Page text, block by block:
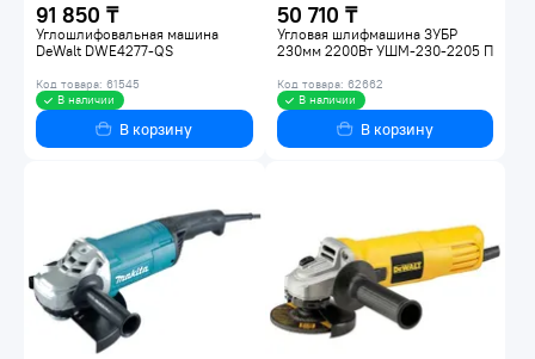
91 850 ₸
Углошлифовальная машина
DeWalt DWE4277-QS
Код товара: 61545
В наличии
В корзину
50 710 ₸
Угловая шлифмашина ЗУБР
230мм 2200Вт УШМ-230-2205 П
Код товара: 62662
В наличии
В корзину